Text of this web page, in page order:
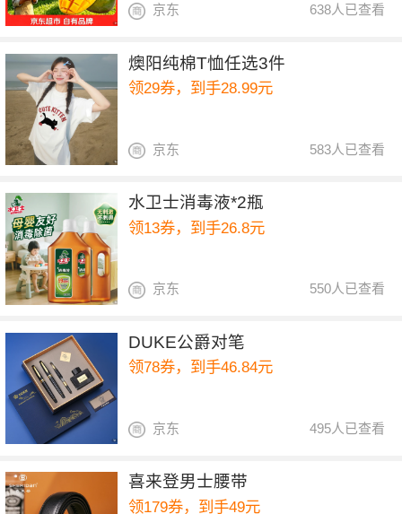
638人已查看
京东
燠阳纯棉T恤任选3件
领29券，到手28.99元
583人已查看
京东
水卫士消毒液*2瓶
领13券，到手26.8元
550人已查看
京东
DUKE公爵对笔
领78券，到手46.84元
495人已查看
京东
喜来登男士腰带
领179券，到手49元